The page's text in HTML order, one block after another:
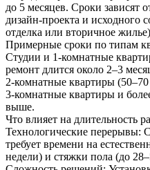
до 5 месяцев. Сроки зависят
дизайн-проекта и исходного
отделка или вторичное
Примерные сроки по типам
Студии и 1-комнатные
ремонт длится около 2–3
2-комнатные квартиры
3-комнатные квартиры и
выше.
Что влияет на длительность
Технологические перерывы:
требует времени на
недели) и стяжки пола (до